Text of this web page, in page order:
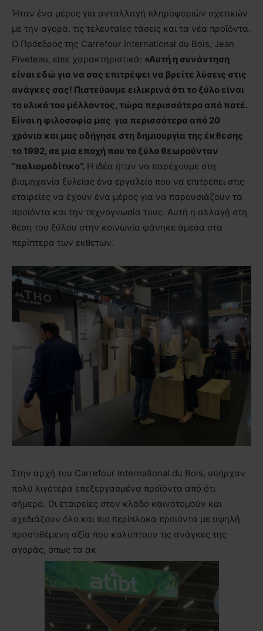
Ήταν ένα μέρος για ανταλλαγή πληροφοριών σχετικών
με την αγορά, τις τελευταίες τάσεις και τα νέα προϊόντα.
Ο Πρόεδρος της Carrefour International du Bois, Jean
Piveteau, είπε χαρακτηριστικά: «Αυτή η συνάντηση
είναι εδώ για να σας επιτρέψει να βρείτε λύσεις στις
ανάγκες σας! Πιστεύουμε ειλικρινά ότι το ξύλο είναι
το υλικό του μέλλοντος, τώρα περισσότερο από ποτέ.
Είναι η φιλοσοφία μας για περισσότερα από 20
χρόνια και μας οδήγησε στη δημιουργία της έκθεσης
το 1992, σε μια εποχή που το ξύλο θεωρούνταν
“παλιομοδίτικο”. Η ιδέα ήταν να παρέχουμε στη
βιομηχανία ξυλείας ένα εργαλείο που να επιτρέπει στις
εταιρείες να έχουν ένα μέρος για να παρουσιάζουν τα
προϊόντα και την τεχνογνωσία τους. Αυτή η αλλαγή στη
θέση του ξύλου στην κοινωνία φάνηκε άμεσα στα
περίπτερα των εκθετών.
Στην αρχή του Carrefour International du Bois, υπήρχαν
πολύ λιγότερα επεξεργασμένα προϊόντα από ότι
σήμερα. Οι εταιρείες στον κλάδο καινοτομούν και
σχεδιάζουν όλο και πιο περίπλοκα προϊόντα με υψηλή
προστιθέμενη αξία που καλύπτουν τις ανάγκες της
αγοράς, όπως τα ακ